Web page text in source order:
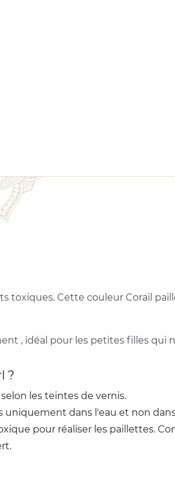
toxiques. Cette couleur Corail
, idéal pour les petites filles qui
?
les teintes de vernis.
uniquement dans l'eau et non
pour réaliser les paillettes.